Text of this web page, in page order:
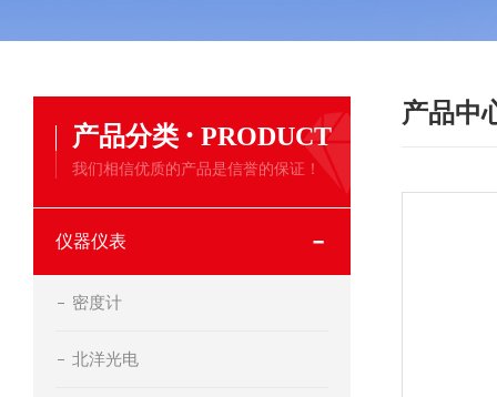
产品分类 · PRODUCT
我们相信优质的产品是信誉的保证！
仪器仪表
密度计
北洋光电
产品中